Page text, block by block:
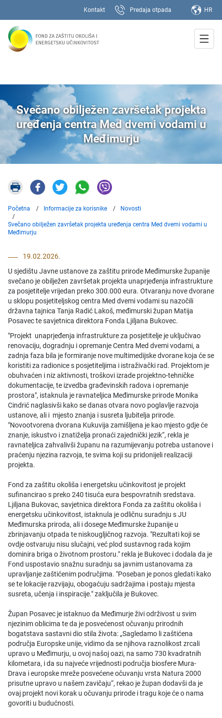
Kontakt Predaja otpada HR
Svečano obilježen završetak projekta
uređenja centra Med dvemi vodami u
Međimurju
Početna Informacije za korisnike Novosti
Svečano obilježen završetak projekta uređenja centra Med dvemi vodami u
Međimurju
19.02.2026.
U sjedištu Javne ustanove za zaštitu prirode Međimurske županije
svečano je obilježen završetak projekta unaprjeđenja infrastrukture
za posjetitelje vrijedan preko 300.000 eura. Otvaranju nove dvorane
u sklopu posjetiteljskog centra Med dvemi vodami su nazočili
državna tajnica Tanja Radić Lakoš, međimurski župan Matija
Posavec te savjetnica direktora Fonda Ljiljana Bukovec.
"Projekt unaprjeđenja infrastrukture za posjetitelje je uključivao
renovaciju, dogradnju i opremanje Centra Med dvemi vodami, a
zadnja faza bila je formiranje nove multimedijske dvorane koja će se
koristiti za radionice s posjetiteljima i istraživački rad. Projektom je
obuhvaćen i niz aktivnosti, troškovi izrade projektno-tehničke
dokumentacije, te izvedba građevinskih radova i opremanje
prostora", istaknula je ravnateljica Međimurske prirode Monika
Cindrić naglasivši kako se danas otvara novo poglavlje razvoja
ustanove, ali i mjesto znanja i susreta ljubitelja prirode.
"Novootvorena dvorana Kukuvija zamišljena je kao mjesto gdje će
znanje, iskustvo i znatiželja pronaći zajednički jezik“, rekla je
ravnateljica zahvalivši županu na razumijevanju potreba ustanove i
praćenju njezina razvoja, te svima koji su pridonijeli realizaciji
projekta.
Fond za zaštitu okoliša i energetsku učinkovitost je projekt
sufinancirao s preko 240 tisuća eura bespovratnih sredstava.
Ljiljana Bukovac, savjetnica direktora Fonda za zaštitu okoliša i
energetsku učinkovitost, istaknula je odličnu suradnju s JU
Međimurska priroda, ali i dosege Međimurske županije u
zbrinjavanju otpada te niskougljičnog razvoja. "Rezultati koji se
ovdje ostvaruju nisu slučajni, već plod sustavnog rada kojim
dominira briga o životnom prostoru." rekla je Bukovec i dodala da je
Fond uspostavio snažnu suradnju sa javnim ustanovama za
upravljanje zaštićenim područjima. "Poseban je ponos gledati kako
se te lokacije razvijaju, obogaćuju sadržajima i postaju mjesta
susreta, učenja i inspiracije." zaključila je Bukovec.
Župan Posavec je istaknuo da Međimurje živi održivost u svim
njezinim oblicima te da je posvećenost očuvanju prirodnih
bogatstava sastavni dio stila života: „Sagledamo li zaštićena
područja Europske unije, vidimo da se njihova raznolikost zrcali
upravo u Međimurju, u ovoj našoj oazi, na samo 730 kvadratnih
kilometara, i da su najveće vrijednosti područja biosfere Mura-
Drava i europske mreže posvećene očuvanju vrsta Natura 2000
prisutne upravo u našem zavičaju“, rekao je župan dodavši da je
ovaj projekt novi korak u očuvanju prirode i tragu koje će o nama
govoriti u budućnosti.